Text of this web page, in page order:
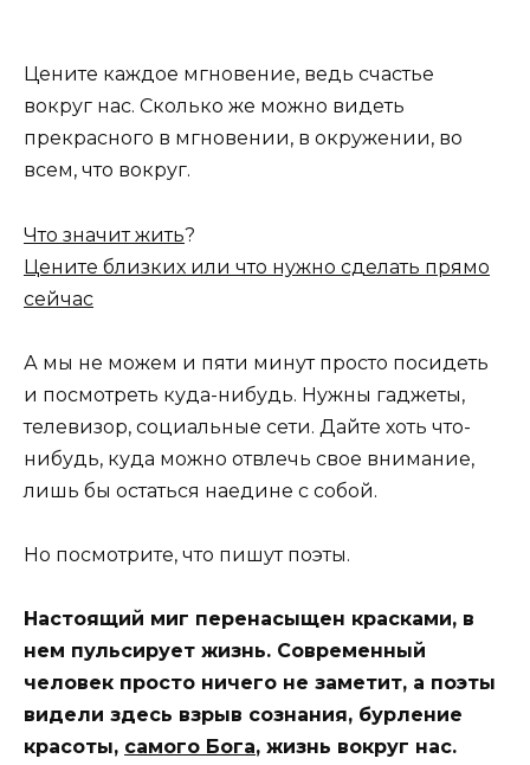
Цените каждое мгновение, ведь счастье
вокруг нас. Сколько же можно видеть
прекрасного в мгновении, в окружении, во
всем, что вокруг.
Что значит жить?
Цените близких или что нужно сделать прямо
сейчас
А мы не можем и пяти минут просто посидеть
и посмотреть куда-нибудь. Нужны гаджеты,
телевизор, социальные сети. Дайте хоть что-
нибудь, куда можно отвлечь свое внимание,
лишь бы остаться наедине с собой.
Но посмотрите, что пишут поэты.
Настоящий миг перенасыщен красками, в
нем пульсирует жизнь. Современный
человек просто ничего не заметит, а поэты
видели здесь взрыв сознания, бурление
красоты, самого Бога, жизнь вокруг нас.